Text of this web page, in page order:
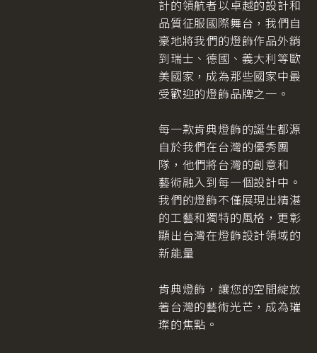
計的領航者以卓越的設計和
品質征服國際舞台，我們自
豪地將我們的燈飾作品外銷
到瑞士、德國、義大利等歐
美國家，成為那些國家中最
受歡迎的燈飾品牌之一。
每一款肯典燈飾的誕生都源
自於我們在台灣的優秀團
隊，他們將台灣的創意和
藝術融入到每一個設計中。
我們的燈飾不僅展現出精湛
的工藝和獨特的風格，更彰
顯出台灣在燈飾設計領域的
新能量
肯典燈飾，讓您的空間綻放
著台灣的藝術光芒，成為璀
璨的焦點。